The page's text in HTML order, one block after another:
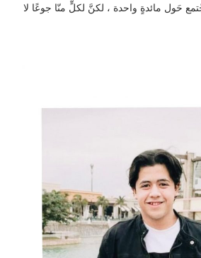
حَول مائدةٍ واحدة ، لكنَّ لكلٍّ منّا جوعًا لا